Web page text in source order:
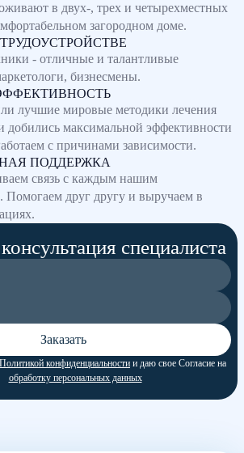
в двух-, трех и четырехместных
загородном доме.
- отличные и талантливые
бизнесмены.
лучшие мировые методики лечения
добились максимальной эффективности
с причинами зависимости.
ПОДДЕРЖКА
связь с каждым нашим
Помогаем друг другу и выручаем в
специалиста
Заказать
Политикой конфиденциальности и даю свое Согласие на
обработку персональных данных